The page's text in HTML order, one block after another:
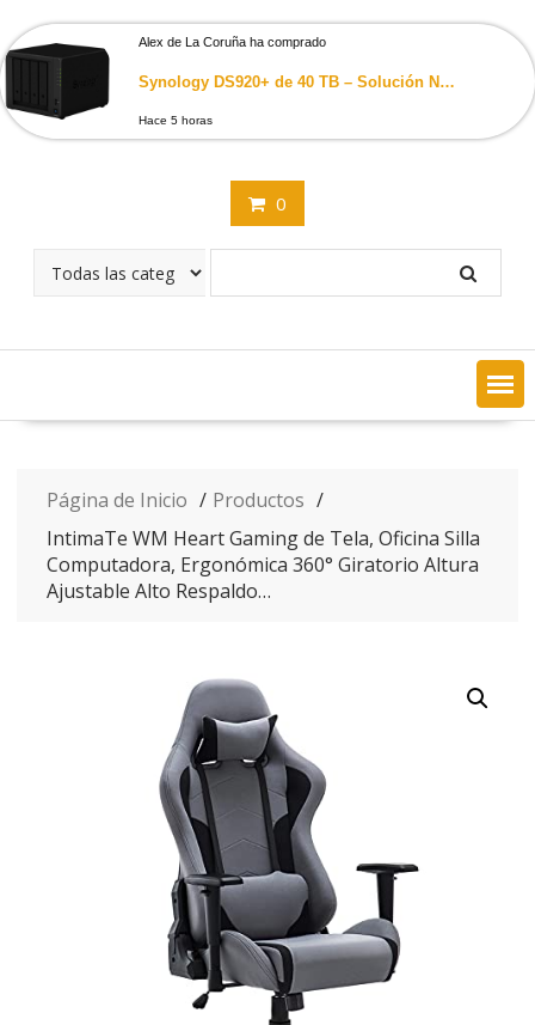
contenido
0
Página de Inicio
Productos
IntimaTe WM Heart Gaming de Tela, Oficina Silla
Computadora, Ergonómica 360° Giratorio Altura
Ajustable Alto Respaldo…
Alex de La Coruña ha comprado
Synology DS920+ de 40 TB – Solución NAS de Escritorio con 4 Unidades de 10 TB Western Digital Red
Hace 5 horas